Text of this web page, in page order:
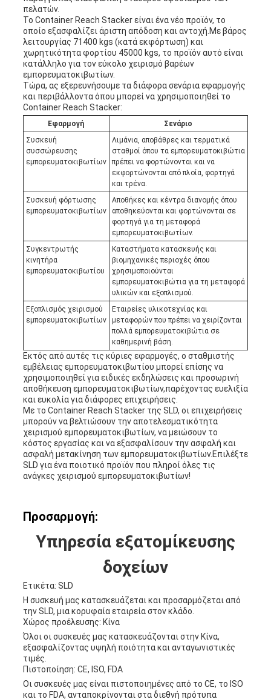
πελατών.
Το Container Reach Stacker είναι ένα νέο προϊόν, το
οποίο εξασφαλίζει άριστη απόδοση και αντοχή.Με βάρος
λειτουργίας 71400 kgs (κατά εκφόρτωση) και
χωρητικότητα φορτίου 45000 kgs, το προϊόν αυτό είναι
κατάλληλο για τον εύκολο χειρισμό βαρέων
εμπορευματοκιβωτίων.
Τώρα, ας εξερευνήσουμε τα διάφορα σενάρια εφαρμογής
και περιβάλλοντα όπου μπορεί να χρησιμοποιηθεί το
Container Reach Stacker:
Εφαρμογή
Σενάριο
Συσκευή
συσσώρευσης
εμπορευματοκιβωτίων
Λιμάνια, αποβάθρες και τερματικά
σταθμοί όπου τα εμπορευματοκιβώτια
πρέπει να φορτώνονται και να
εκφορτώνονται από πλοία, φορτηγά
και τρένα.
Συσκευή φόρτωσης
εμπορευματοκιβωτίων
Αποθήκες και κέντρα διανομής όπου
αποθηκεύονται και φορτώνονται σε
φορτηγά για τη μεταφορά
εμπορευματοκιβωτίων.
Συγκεντρωτής
κινητήρα
εμπορευματοκιβωτίου
Καταστήματα κατασκευής και
βιομηχανικές περιοχές όπου
χρησιμοποιούνται
εμπορευματοκιβώτια για τη μεταφορά
υλικών και εξοπλισμού.
Εξοπλισμός χειρισμού
εμπορευματοκιβωτίων
Εταιρείες υλικοτεχνίας και
μεταφορών που πρέπει να χειρίζονται
πολλά εμπορευματοκιβώτια σε
καθημερινή βάση.
Εκτός από αυτές τις κύριες εφαρμογές, ο σταθμιστής
εμβέλειας εμπορευματοκιβωτίου μπορεί επίσης να
χρησιμοποιηθεί για ειδικές εκδηλώσεις και προσωρινή
αποθήκευση εμπορευματοκιβωτίων,παρέχοντας ευελιξία
και ευκολία για διάφορες επιχειρήσεις.
Με το Container Reach Stacker της SLD, οι επιχειρήσεις
μπορούν να βελτιώσουν την αποτελεσματικότητα
χειρισμού εμπορευματοκιβωτίων, να μειώσουν το
κόστος εργασίας και να εξασφαλίσουν την ασφαλή και
ασφαλή μετακίνηση των εμπορευματοκιβωτίων.Επιλέξτε
SLD για ένα ποιοτικό προϊόν που πληροί όλες τις
ανάγκες χειρισμού εμπορευματοκιβωτίων!
Προσαρμογή:
Υπηρεσία εξατομίκευσης
δοχείων
Ετικέτα: SLD
Η συσκευή μας κατασκευάζεται και προσαρμόζεται από
την SLD, μια κορυφαία εταιρεία στον κλάδο.
Χώρος προέλευσης: Κίνα
Όλοι οι συσκευές μας κατασκευάζονται στην Κίνα,
εξασφαλίζοντας υψηλή ποιότητα και ανταγωνιστικές
τιμές.
Πιστοποίηση: CE, ISO, FDA
Οι συσκευές μας είναι πιστοποιημένες από το CE, το ISO
και το FDA, ανταποκρίνονται στα διεθνή πρότυπα